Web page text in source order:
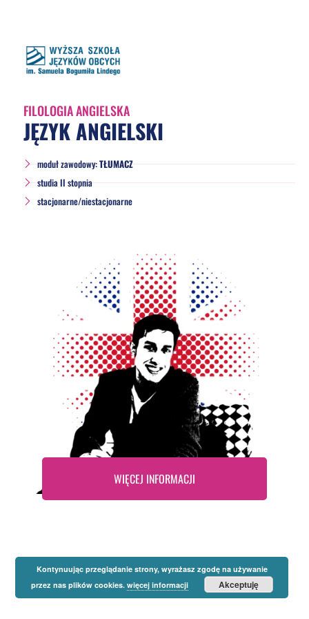
FILOLOGIA ANGIELSKA
JĘZYK ANGIELSKI
moduł zawodowy:TŁUMACZ
studia II stopnia
stacjonarne/niestacjonarne
WIĘCEJ INFORMACJI
Kontynuując przeglądanie strony, wyrażasz zgodę na używanie
przez nas plików cookies. więcej informacji Akceptuję